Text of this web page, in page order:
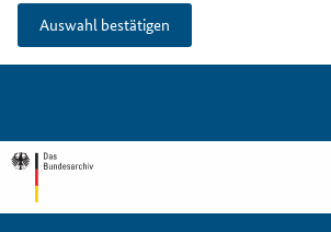
Auswahl bestätigen